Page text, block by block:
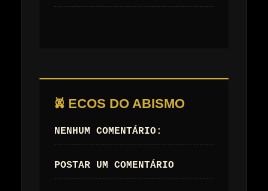
𖤙 ECOS DO ABISMO
NENHUM COMENTÁRIO:
POSTAR UM COMENTÁRIO